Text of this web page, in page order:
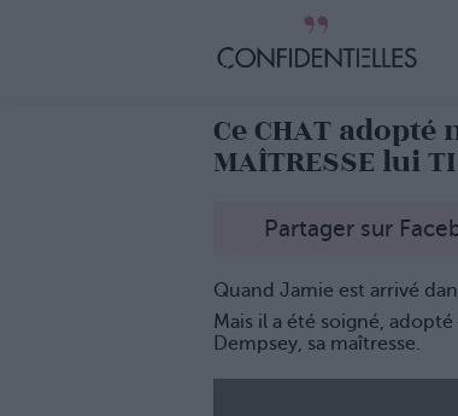
Ce CHAT adopté
MAÎTRESSE lui
Partager sur
Quand Jamie est arrivé
Mais il a été soigné,
Dempsey, sa maîtresse.